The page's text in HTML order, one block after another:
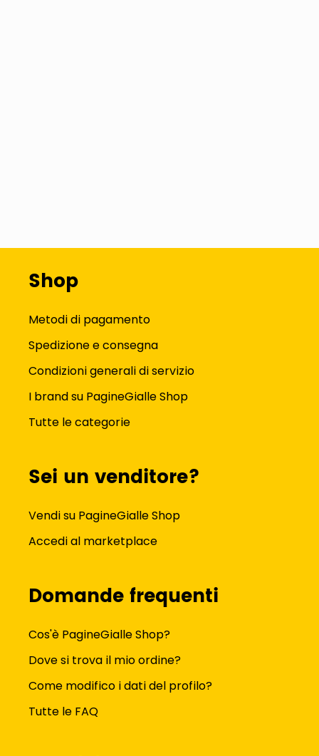
Shop
Metodi di pagamento
Spedizione e consegna
Condizioni generali di servizio
I brand su PagineGialle Shop
Tutte le categorie
Sei un venditore?
Vendi su PagineGialle Shop
Accedi al marketplace
Domande frequenti
Cos'è PagineGialle Shop?
Dove si trova il mio ordine?
Come modifico i dati del profilo?
Tutte le FAQ